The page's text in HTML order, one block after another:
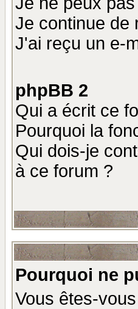
Je continue de
J'ai reçu un e-
phpBB 2
Qui a écrit ce
Pourquoi la
Qui dois-je
à ce forum ?
Pourquoi ne
Vous êtes-